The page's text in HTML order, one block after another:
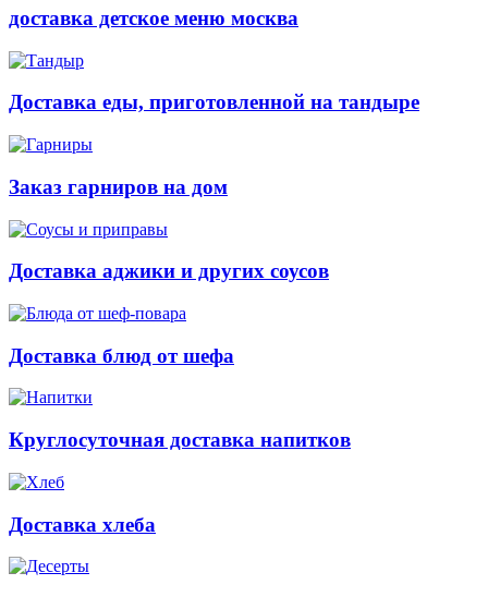
доставка детское меню москва
Доставка еды, приготовленной на тандыре
Заказ гарниров на дом
Доставка аджики и других соусов
Доставка блюд от шефа
Круглосуточная доставка напитков
Доставка хлеба